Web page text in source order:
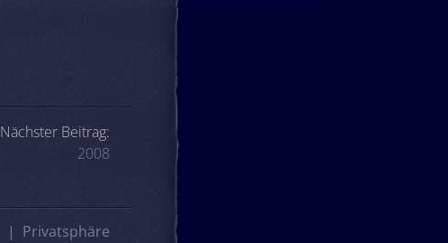
Nächster Beitrag:
2008
Privatsphäre